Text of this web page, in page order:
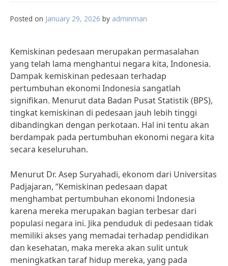
Posted on January 29, 2026 by adminman
Kemiskinan pedesaan merupakan permasalahan
yang telah lama menghantui negara kita, Indonesia.
Dampak kemiskinan pedesaan terhadap
pertumbuhan ekonomi Indonesia sangatlah
signifikan. Menurut data Badan Pusat Statistik (BPS),
tingkat kemiskinan di pedesaan jauh lebih tinggi
dibandingkan dengan perkotaan. Hal ini tentu akan
berdampak pada pertumbuhan ekonomi negara kita
secara keseluruhan.
Menurut Dr. Asep Suryahadi, ekonom dari Universitas
Padjajaran, “Kemiskinan pedesaan dapat
menghambat pertumbuhan ekonomi Indonesia
karena mereka merupakan bagian terbesar dari
populasi negara ini. Jika penduduk di pedesaan tidak
memiliki akses yang memadai terhadap pendidikan
dan kesehatan, maka mereka akan sulit untuk
meningkatkan taraf hidup mereka, yang pada